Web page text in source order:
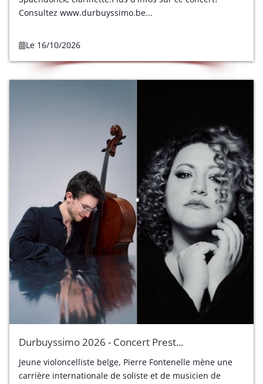
Consultez www.durbuyssimo.be...
Le 16/10/2026
Durbuyssimo 2026 - Concert Prest...
Jeune violoncelliste belge, Pierre Fontenelle mène une
carrière internationale de soliste et de musicien de